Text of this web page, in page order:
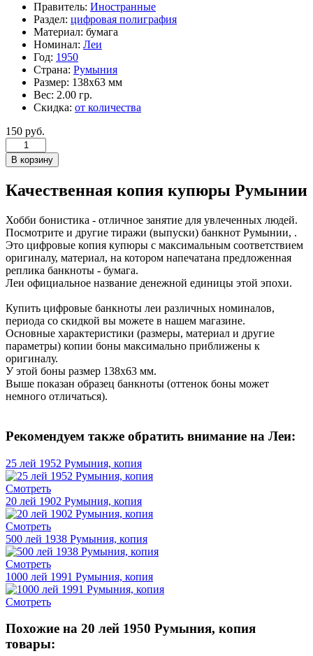
Правитель: Иностранные
Раздел: цифровая полиграфия
Материал: бумага
Номинал: Леи
Год: 1950
Страна: Румыния
Размер: 138х63 мм
Вес: 2.00 гр.
Скидка: от количества
150 руб.
Качественная копия купюры Румынии
Хобби бонистика - отличное занятие для увлеченных людей.
Посмотрите и другие тиражи (выпуски) банкнот Румынии, .
Это цифровые копия купюры с максимальным соответствием
оригиналу, материал, на котором напечатана предложенная
реплика банкноты - бумага.
Леи официальное название денежной единицы этой эпохи.
Купить цифровые банкноты леи различных номиналов,
периода со скидкой вы можете в нашем магазине.
Основные характеристики (размеры, материал и другие
параметры) копии боны максимально приближены к
оригиналу.
У этой боны размер 138х63 мм.
Выше показан образец банкноты (оттенок боны может
немного отличаться).
Рекомендуем также обратить внимание на Леи:
25 лей 1952 Румыния, копия
Смотреть
20 лей 1902 Румыния, копия
Смотреть
500 лей 1938 Румыния, копия
Смотреть
1000 лей 1991 Румыния, копия
Смотреть
Похожие на 20 лей 1950 Румыния, копия
товары: